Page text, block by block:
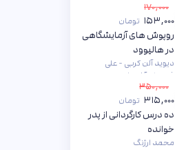
۱۷۰,۰۰۰
۱۵۳,۰۰۰ تومان
روپوش های آزمایشگاهی
در هالیوود
دیوید آلن کربی - علی
فتحعلی آشتیانی
۳۵۰,۰۰۰
۳۱۵,۰۰۰ تومان
ده درس کارگردانی از پدر
خوانده
محمد ارژنگ